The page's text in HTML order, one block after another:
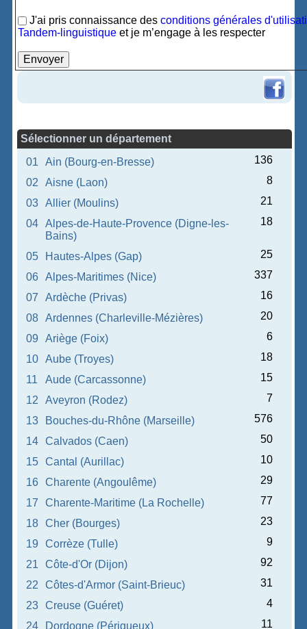
J'ai pris connaissance desconditions générales
Tandem-linguistique et je m’engage à les respecter
Sélectionner un département
01
Ain (Bourg-en-Bresse)
136
02
Aisne (Laon)
8
03
Allier (Moulins)
21
04
Alpes-de-Haute-Provence (Digne-les-
Bains)
18
05 Hautes-Alpes (Gap)
25
06
Alpes-Maritimes (Nice)
337
07
Ardèche (Privas)
16
08
Ardennes (Charleville-Mézières)
20
09
Ariège (Foix)
6
10
Aube (Troyes)
18
11
Aude (Carcassonne)
15
12
Aveyron (Rodez)
7
13
Bouches-du-Rhône (Marseille)
576
14
Calvados (Caen)
50
15
Cantal (Aurillac)
10
16
Charente (Angoulême)
29
17
Charente-Maritime (La Rochelle)
77
18
Cher (Bourges)
23
19
Corrèze (Tulle)
9
21
Côte-d'Or (Dijon)
92
22
Côtes-d'Armor (Saint-Brieuc)
31
23
Creuse (Guéret)
4
24
Dordogne (Périgueux) 11